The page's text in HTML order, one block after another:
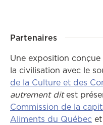
Partenaires
Une exposition
la civilisation avec le
de la Culture et des
autrement ditest
Commission de la
Aliments du Québec et